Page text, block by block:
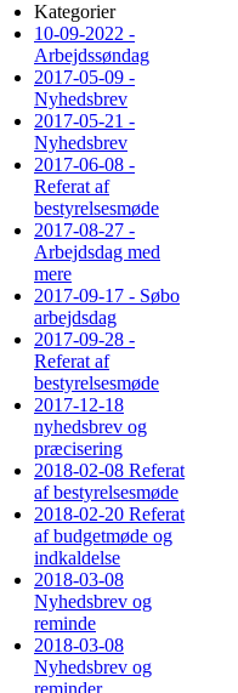
Kategorier
10-09-2022 -
Arbejdssøndag
2017-05-09 -
Nyhedsbrev
2017-05-21 -
Nyhedsbrev
2017-06-08 -
Referat af
bestyrelsesmøde
2017-08-27 -
Arbejdsdag med
mere
2017-09-17 - Søbo
arbejdsdag
2017-09-28 -
Referat af
bestyrelsesmøde
2017-12-18
nyhedsbrev og
præcisering
2018-02-08 Referat
af bestyrelsesmøde
2018-02-20 Referat
af budgetmøde og
indkaldelse
2018-03-08
Nyhedsbrev og
reminde
2018-03-08
Nyhedsbrev og